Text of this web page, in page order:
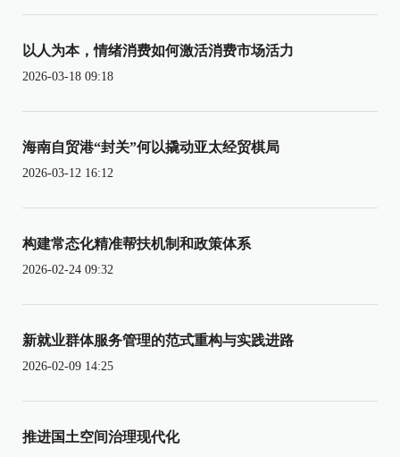
以人为本，情绪消费如何激活消费市场活力
2026-03-18 09:18
海南自贸港“封关”何以撬动亚太经贸棋局
2026-03-12 16:12
构建常态化精准帮扶机制和政策体系
2026-02-24 09:32
新就业群体服务管理的范式重构与实践进路
2026-02-09 14:25
推进国土空间治理现代化